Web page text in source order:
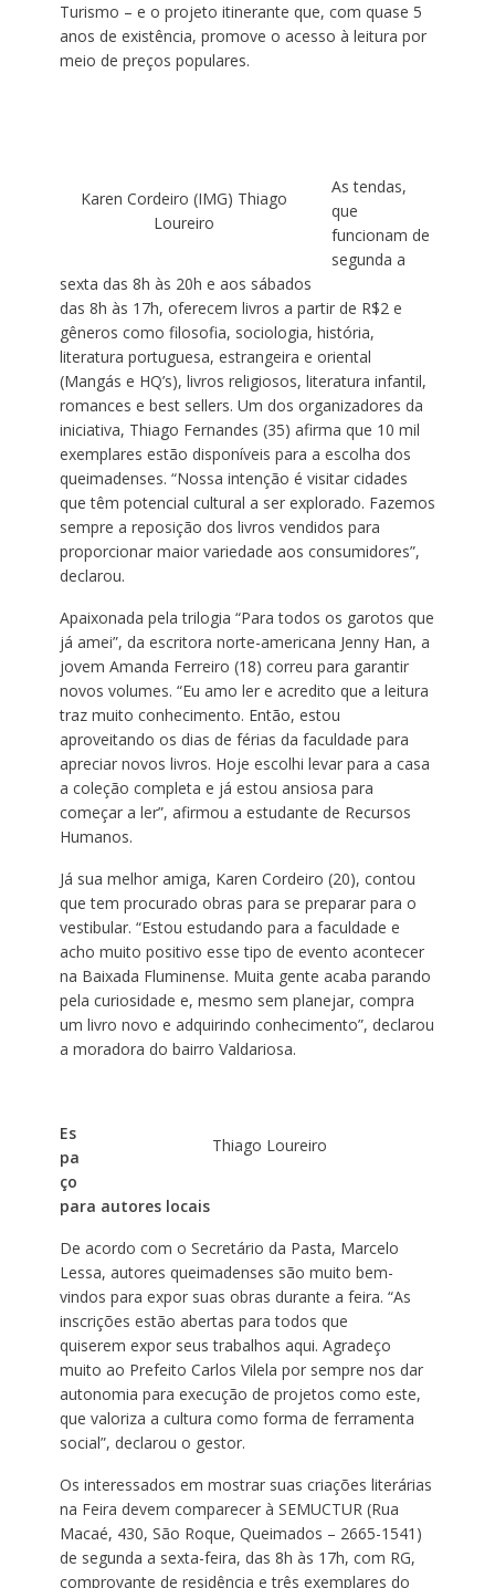
Turismo – e o projeto itinerante que, com quase 5
anos de existência, promove o acesso à leitura por
meio de preços populares.
Karen Cordeiro (IMG) Thiago
Loureiro
As tendas,
que
funcionam de
segunda a
sexta das 8h às 20h e aos sábados
das 8h às 17h, oferecem livros a partir de R$2 e
gêneros como filosofia, sociologia, história,
literatura portuguesa, estrangeira e oriental
(Mangás e HQ’s), livros religiosos, literatura infantil,
romances e best sellers. Um dos organizadores da
iniciativa, Thiago Fernandes (35) afirma que 10 mil
exemplares estão disponíveis para a escolha dos
queimadenses. “Nossa intenção é visitar cidades
que têm potencial cultural a ser explorado. Fazemos
sempre a reposição dos livros vendidos para
proporcionar maior variedade aos consumidores”,
declarou.
Apaixonada pela trilogia “Para todos os garotos que
já amei”, da escritora norte-americana Jenny Han, a
jovem Amanda Ferreiro (18) correu para garantir
novos volumes. “Eu amo ler e acredito que a leitura
traz muito conhecimento. Então, estou
aproveitando os dias de férias da faculdade para
apreciar novos livros. Hoje escolhi levar para a casa
a coleção completa e já estou ansiosa para
começar a ler”, afirmou a estudante de Recursos
Humanos.
Já sua melhor amiga, Karen Cordeiro (20), contou
que tem procurado obras para se preparar para o
vestibular. “Estou estudando para a faculdade e
acho muito positivo esse tipo de evento acontecer
na Baixada Fluminense. Muita gente acaba parando
pela curiosidade e, mesmo sem planejar, compra
um livro novo e adquirindo conhecimento”, declarou
a moradora do bairro Valdariosa.
Thiago Loureiro
Es
pa
ço
para autores locais
De acordo com o Secretário da Pasta, Marcelo
Lessa, autores queimadenses são muito bem-
vindos para expor suas obras durante a feira. “As
inscrições estão abertas para todos que
quiserem expor seus trabalhos aqui. Agradeço
muito ao Prefeito Carlos Vilela por sempre nos dar
autonomia para execução de projetos como este,
que valoriza a cultura como forma de ferramenta
social”, declarou o gestor.
Os interessados em mostrar suas criações literárias
na Feira devem comparecer à SEMUCTUR (Rua
Macaé, 430, São Roque, Queimados – 2665-1541)
de segunda a sexta-feira, das 8h às 17h, com RG,
comprovante de residência e três exemplares do